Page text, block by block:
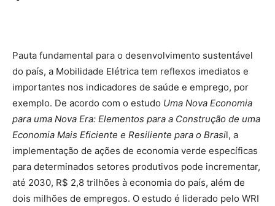
Pauta fundamental para o desenvolvimento sustentável
do país, a Mobilidade Elétrica tem reflexos imediatos e
importantes nos indicadores de saúde e emprego, por
exemplo. De acordo com o estudo Uma Nova Economia
para uma Nova Era: Elementos para a Construção de uma
Economia Mais Eficiente e Resiliente para o Brasil, a
implementação de ações de economia verde específicas
para determinados setores produtivos pode incrementar,
até 2030, R$ 2,8 trilhões à economia do país, além de
dois milhões de empregos. O estudo é liderado pelo WRI